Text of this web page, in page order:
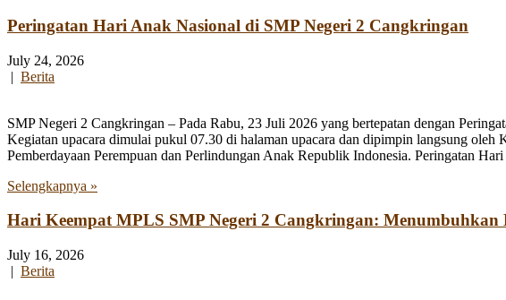
Peringatan Hari Anak Nasional di SMP Negeri 2 Cangkringan
July 24, 2026
| Berita
SMP Negeri 2 Cangkringan – Pada Rabu, 23 Juli 2026 yang bertepatan dengan
Kegiatan upacara dimulai pukul 07.30 di halaman upacara dan dipimpin langsung
Pemberdayaan Perempuan dan Perlindungan Anak Republik Indonesia. Peringatan
Selengkapnya »
Hari Keempat MPLS SMP Negeri 2 Cangkringan: Menumbuhkan
July 16, 2026
| Berita